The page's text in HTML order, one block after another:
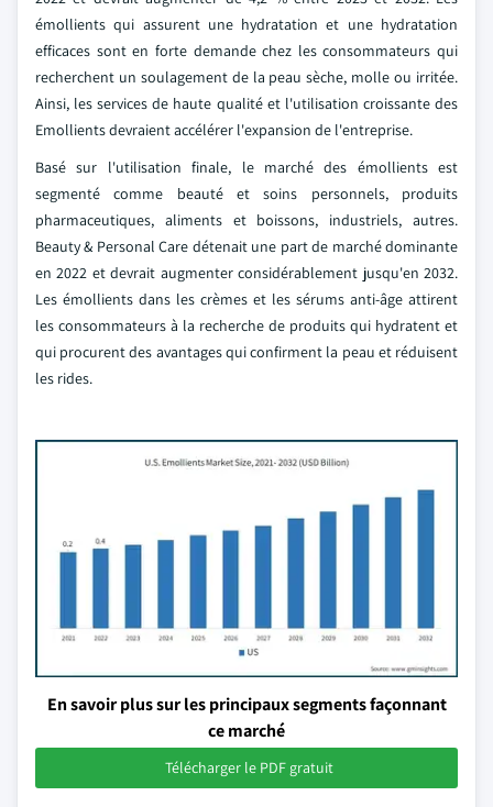
émollients qui assurent une hydratation et une hydratation
efficaces sont en forte demande chez les consommateurs qui
recherchent un soulagement de la peau sèche, molle ou irritée.
Ainsi, les services de haute qualité et l'utilisation croissante des
Emollients devraient accélérer l'expansion de l'entreprise.
Basé sur l'utilisation finale, le marché des émollients est
segmenté comme beauté et soins personnels, produits
pharmaceutiques, aliments et boissons, industriels, autres.
Beauty & Personal Care détenait une part de marché dominante
en 2022 et devrait augmenter considérablement jusqu'en 2032.
Les émollients dans les crèmes et les sérums anti-âge attirent
les consommateurs à la recherche de produits qui hydratent et
qui procurent des avantages qui confirment la peau et réduisent
les rides.
En savoir plus sur les principaux segments façonnant
ce marché
Télécharger le PDF gratuit